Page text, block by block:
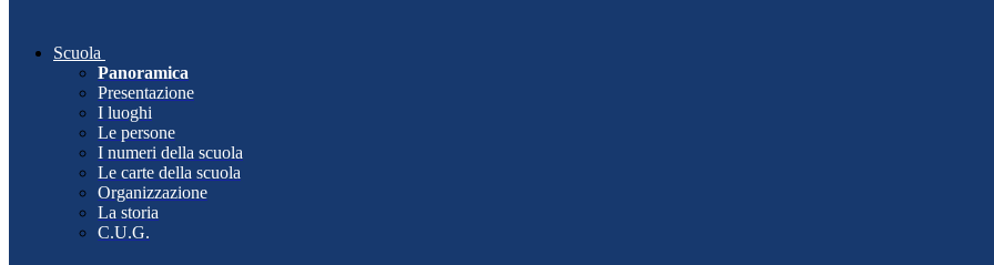
Scuola
Panoramica
Presentazione
I luoghi
Le persone
I numeri della scuola
Le carte della scuola
Organizzazione
La storia
C.U.G.